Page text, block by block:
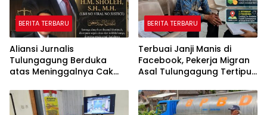
BERITA TERBARU
Aliansi Jurnalis
Tulungagung Berduka
atas Meninggalnya Cak
“Beliau Pejuang Keadilan
yang Vokal”
BERITA TERBARU
Terbuai Janji Manis di
Facebook, Pekerja Migran
Asal Tulungagung Tertipu